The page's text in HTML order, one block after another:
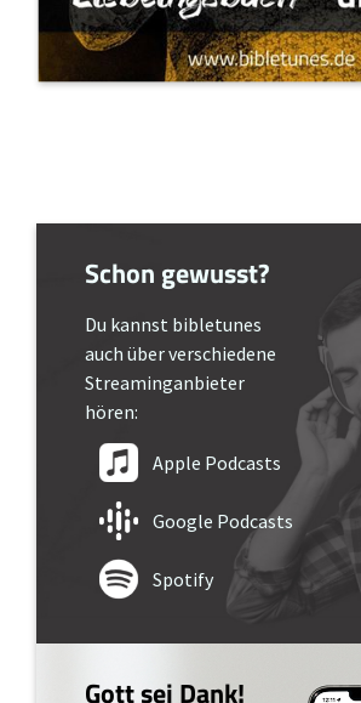
Schon gewusst?
Du kannst bibletunes
auch über verschiedene
Streaminganbieter
hören:
Apple Podcasts
Google Podcasts
Spotify
Gott sei Dank!